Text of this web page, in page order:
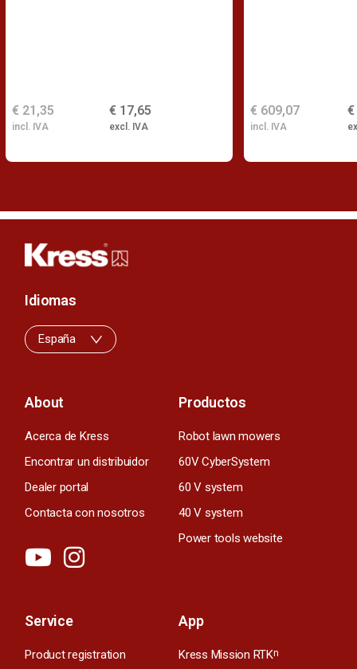
€ 17,65
excl. IVA
€ 21,35
incl. IVA
€
€ 609,07
incl. IVA
About
Acerca de Kress
Encontrar un distribuidor
Dealer portal
Contacta con nosotros
Productos
Robot lawn mowers
60V CyberSystem
60 V system
40 V system
Power tools website
Service
Product registration
App
Kress Mission RTKn
Idiomas
España